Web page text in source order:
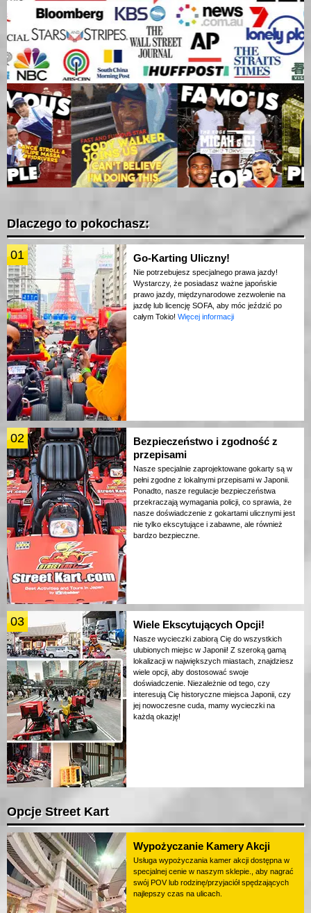
Dlaczego to pokochasz:
01 Go-Karting Uliczny!
Nie potrzebujesz specjalnego prawa jazdy!
Wystarczy, że posiadasz ważne japońskie
prawo jazdy, międzynarodowe zezwolenie na
jazdę lub licencję SOFA, aby móc jeździć po
całym Tokio! Więcej informacji
02
Bezpieczeństwo i zgodność z
przepisami
Nasze specjalnie zaprojektowane gokarty są w
pełni zgodne z lokalnymi przepisami w Japonii.
Ponadto, nasze regulacje bezpieczeństwa
przekraczają wymagania policji, co sprawia, że
nasze doświadczenie z gokartami ulicznymi jest
nie tylko ekscytujące i zabawne, ale również
bardzo bezpieczne.
03 Wiele Ekscytujących Opcji!
Nasze wycieczki zabiorą Cię do wszystkich
ulubionych miejsc w Japonii! Z szeroką gamą
lokalizacji w największych miastach, znajdziesz
wiele opcji, aby dostosować swoje
doświadczenie. Niezależnie od tego, czy
interesują Cię historyczne miejsca Japonii, czy
jej nowoczesne cuda, mamy wycieczki na
każdą okazję!
Opcje Street Kart
Wypożyczanie Kamery Akcji
Usługa wypożyczania kamer akcji dostępna w
specjalnej cenie w naszym sklepie., aby nagrać
swój POV lub rodzinę/przyjaciół spędzających
najlepszy czas na ulicach.